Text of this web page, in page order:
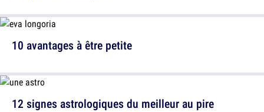
10 avantages à être petite
12 signes astrologiques du meilleur au pire